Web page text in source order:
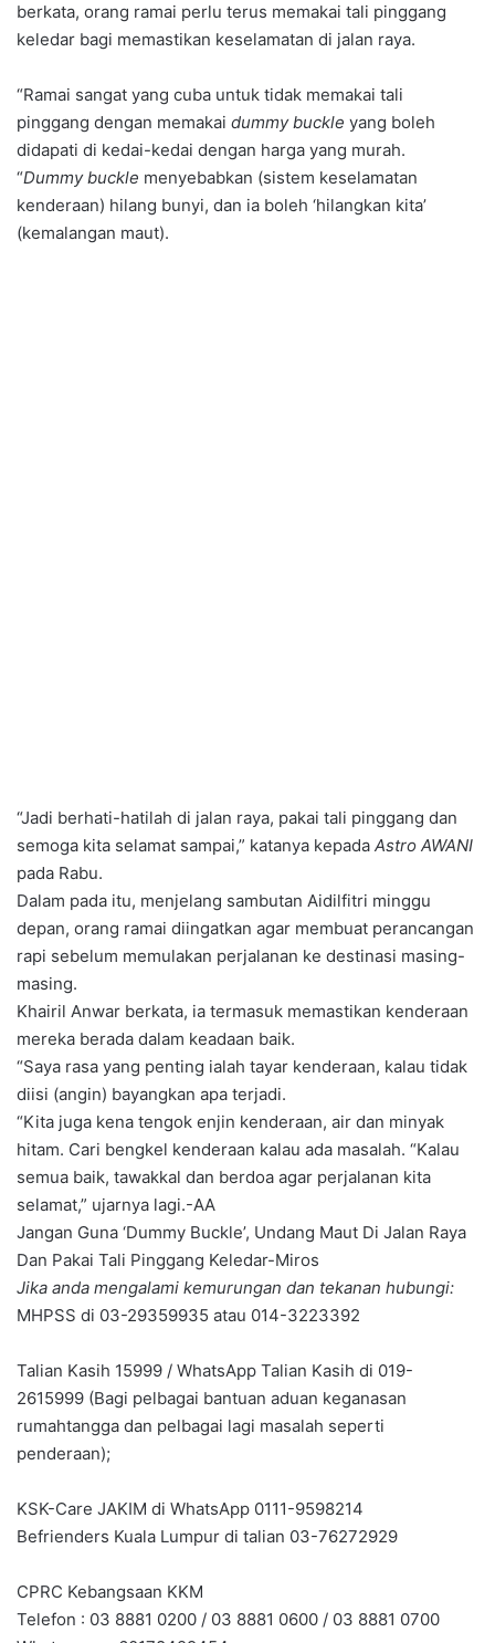
berkata, orang ramai perlu terus memakai tali pinggang
keledar bagi memastikan keselamatan di jalan raya.
“Ramai sangat yang cuba untuk tidak memakai tali
pinggang dengan memakai dummy buckle yang boleh
didapati di kedai-kedai dengan harga yang murah.
“Dummy buckle menyebabkan (sistem keselamatan
kenderaan) hilang bunyi, dan ia boleh ‘hilangkan kita’
(kemalangan maut).
“Jadi berhati-hatilah di jalan raya, pakai tali pinggang dan
semoga kita selamat sampai,” katanya kepada Astro AWANI
pada Rabu.
Dalam pada itu, menjelang sambutan Aidilfitri minggu
depan, orang ramai diingatkan agar membuat perancangan
rapi sebelum memulakan perjalanan ke destinasi masing-
masing.
Khairil Anwar berkata, ia termasuk memastikan kenderaan
mereka berada dalam keadaan baik.
“Saya rasa yang penting ialah tayar kenderaan, kalau tidak
diisi (angin) bayangkan apa terjadi.
“Kita juga kena tengok enjin kenderaan, air dan minyak
hitam. Cari bengkel kenderaan kalau ada masalah. “Kalau
semua baik, tawakkal dan berdoa agar perjalanan kita
selamat,” ujarnya lagi.-AA
Jangan Guna ‘Dummy Buckle’, Undang Maut Di Jalan Raya
Dan Pakai Tali Pinggang Keledar-Miros
Jika anda mengalami kemurungan dan tekanan hubungi:
MHPSS di 03-29359935 atau 014-3223392
Talian Kasih 15999 / WhatsApp Talian Kasih di 019-
2615999 (Bagi pelbagai bantuan aduan keganasan
rumahtangga dan pelbagai lagi masalah seperti
penderaan);
KSK-Care JAKIM di WhatsApp 0111-9598214
Befrienders Kuala Lumpur di talian 03-76272929
CPRC Kebangsaan KKM
Telefon : 03 8881 0200 / 03 8881 0600 / 03 8881 0700